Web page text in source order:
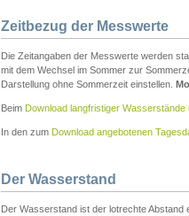
Zeitbezug der Messwerte
Die Zeitangaben der Messwerte werden
mit dem Wechsel im Sommer zur
Darstellung ohne Sommerzeit einstellen.
Beim Download langfristiger Wasserstände
In den zum Download angebotenen
Der Wasserstand
Der Wasserstand ist der lotrechte